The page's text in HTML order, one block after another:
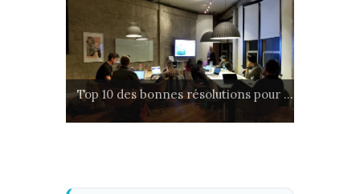
Top 10 des bonnes résolutions pour ...